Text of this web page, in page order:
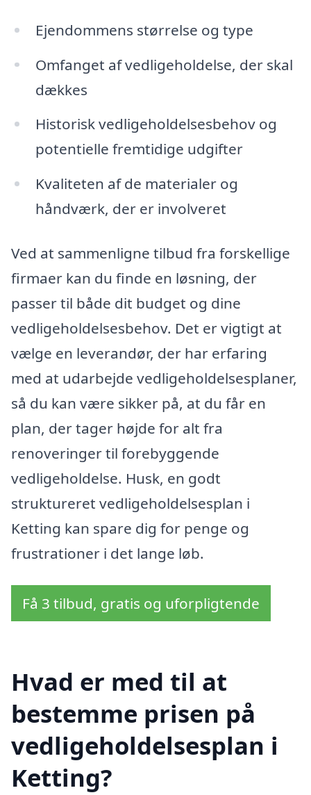
Ejendommens størrelse og type
Omfanget af vedligeholdelse, der skal
dækkes
Historisk vedligeholdelsesbehov og
potentielle fremtidige udgifter
Kvaliteten af de materialer og
håndværk, der er involveret
Ved at sammenligne tilbud fra forskellige
firmaer kan du finde en løsning, der
passer til både dit budget og dine
vedligeholdelsesbehov. Det er vigtigt at
vælge en leverandør, der har erfaring
med at udarbejde vedligeholdelsesplaner,
så du kan være sikker på, at du får en
plan, der tager højde for alt fra
renoveringer til forebyggende
vedligeholdelse. Husk, en godt
struktureret vedligeholdelsesplan i
Ketting kan spare dig for penge og
frustrationer i det lange løb.
Få 3 tilbud, gratis og uforpligtende
Hvad er med til at
bestemme prisen på
vedligeholdelsesplan i
Ketting?